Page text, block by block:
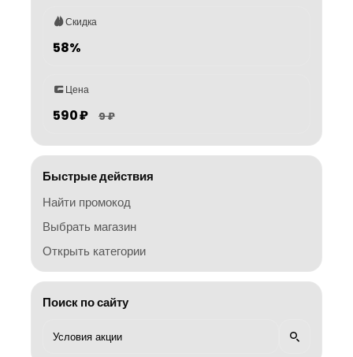
Скидка
58%
Цена
590 ₽ 9 ₽
Быстрые действия
Найти промокод
Выбрать магазин
Открыть категории
Поиск по сайту